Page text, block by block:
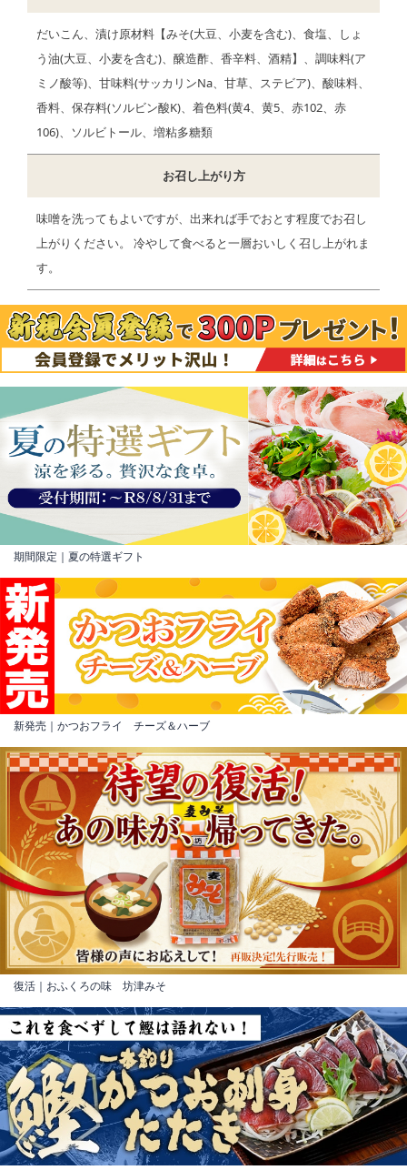
だいこん、漬け原材料【みそ(大豆、小麦を含む)、食塩、しょ
う油(大豆、小麦を含む)、醸造酢、香辛料、酒精】、調味料(ア
ミノ酸等)、甘味料(サッカリンNa、甘草、ステビア)、酸味料、
香料、保存料(ソルビン酸K)、着色料(黄4、黄5、赤102、赤
106)、ソルビトール、増粘多糖類
お召し上がり方
味噌を洗ってもよいですが、出来れば手でおとす程度でお召し
上がりください。 冷やして食べると一層おいしく召し上がれま
す。
期間限定｜夏の特選ギフト
新発売｜かつおフライ チーズ＆ハーブ
復活｜おふくろの味 坊津みそ